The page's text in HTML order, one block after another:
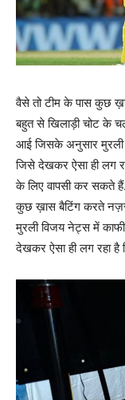
वैसे तो टीम के पास कुछ
बहुत से खिलाड़ी चोट के
आई जिसके अनुसार
जिसे देखकर ऐसा ही लग
के लिए वापसी कर सकते
कुछ ख़ास बैटिंग करते नज़र
मुरली विजय नेट्स में
देखकर ऐसा ही लग रहा